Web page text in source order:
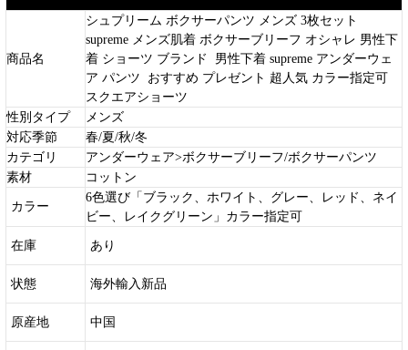
商品名
シュプリーム ボクサーパンツ メンズ 3枚セット
supreme メンズ肌着 ボクサーブリーフ オシャレ 男性下
着 ショーツ ブランド 男性下着 supreme アンダーウェ
ア パンツ おすすめ プレゼント 超人気 カラー指定可
スクエアショーツ
性別タイプ
メンズ
対応季節
春/夏/秋/冬
カテゴリ
アンダーウェア>ボクサーブリーフ/ボクサーパンツ
素材
コットン
カラー
6色選び「ブラック、ホワイト、グレー、レッド、ネイ
ビー、レイクグリーン」カラー指定可
在庫 あり
状態 海外輸入新品
原産地 中国